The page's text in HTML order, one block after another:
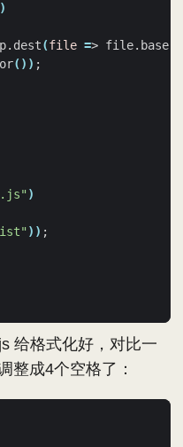
(file => file.base
()) ;
)
)) ;
给格式化好，对比一
整成4个空格了：